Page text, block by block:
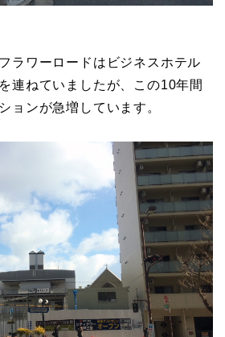
ラワーロードはビジネスホテル
連ねていましたが、この10年間
ョンが急増しています。